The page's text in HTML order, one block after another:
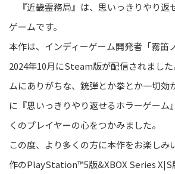
『近畿霊務局』は、思いっきりやり返
ゲームです。
本作は、インディーゲーム開発者「霧笛
2024年10月にSteam版が配信されまし
ムにありがちな、銃弾とか拳とか一切効
に『思いっきりやり返せるホラーゲーム
くのプレイヤーの心をつかみました。
この度、より多くの方に本作をお楽しみ
作のPlayStation™5版&XBOX Series X|S